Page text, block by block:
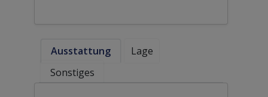
Ausstattung
Lage
Sonstiges